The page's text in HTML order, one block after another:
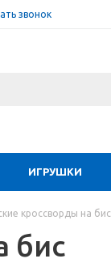
звонок
ИГРУШКИ
кроссворды на бис
бис